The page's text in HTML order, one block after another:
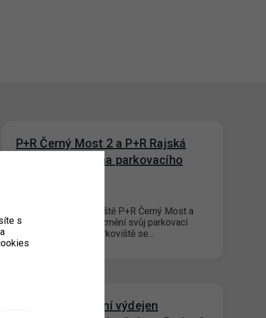
P+R Černý Most 2 a P+R Rajská
zahrada – Změna parkovacího
Od 1. 7. 2023 parkoviště P+R Černý Most a
P+R Rajská zahrada změní svůj parkovací
režim na „Placené parkoviště se…
Dočasné uzavření výdejen
s